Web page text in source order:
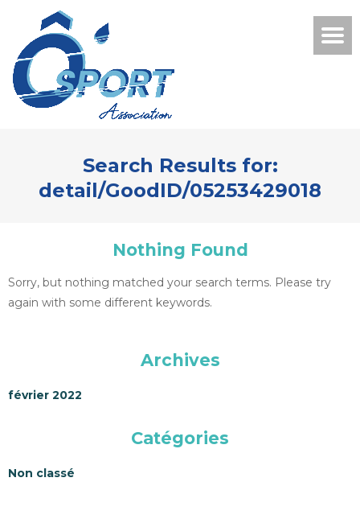
Search Results for:
detail/GoodID/05253429018
Nothing Found
Sorry, but nothing matched your search terms. Please try
again with some different keywords.
Archives
février 2022
Catégories
Non classé